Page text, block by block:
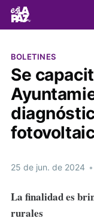
BOLETINES
Se
25 de jun. de 2024 •
La finalidad es
rurales